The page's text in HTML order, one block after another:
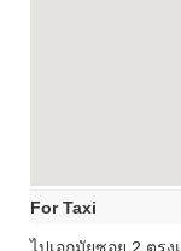
For Taxi